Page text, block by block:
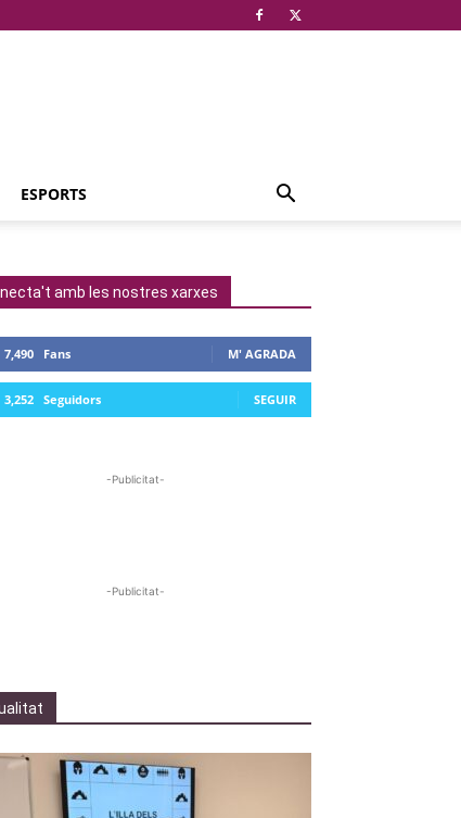
ESPORTS
amb les nostres xarxes
7,490 Fans M' AGRADA
3,252 Seguidors SEGUIR
-Publicitat-
-Publicitat-